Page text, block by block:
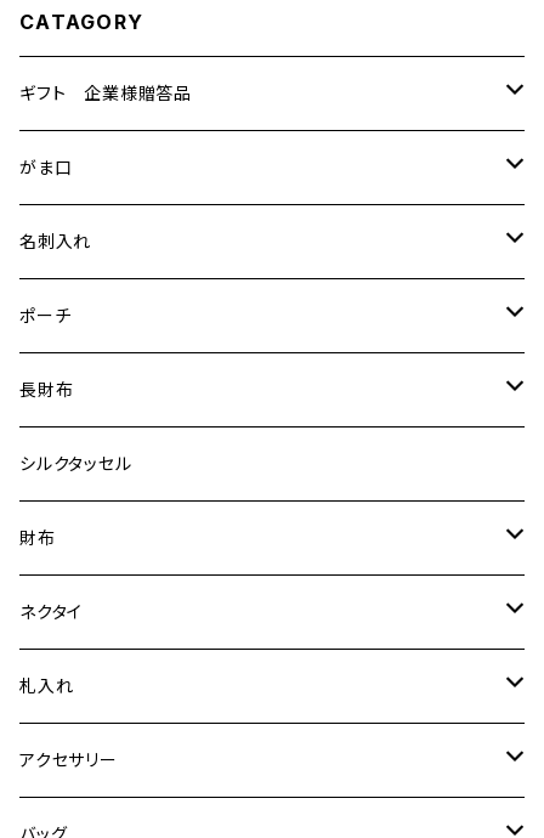
CATAGORY
ギフト 企業様贈答品
テーブルセンター
中
小
小物入
ポーチ
御朱印帳
ふくさ
オリジナルの紋様（企業様ロゴ等を用いて）でお仕立て。
がま口
特裂
普通裂
名刺入れ
特裂
普通裂
ポーチ
特裂
普通裂
長財布
特裂
普通裂
シルクタッセル
財布
特裂
普通裂
ネクタイ
特裂
普通裂
札入れ
特裂
普通裂
アクセサリー
ピアス
バッグ